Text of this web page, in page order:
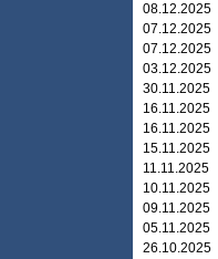
08.12.2025
07.12.2025
07.12.2025
03.12.2025
30.11.2025
16.11.2025
16.11.2025
15.11.2025
11.11.2025
10.11.2025
09.11.2025
05.11.2025
26.10.2025